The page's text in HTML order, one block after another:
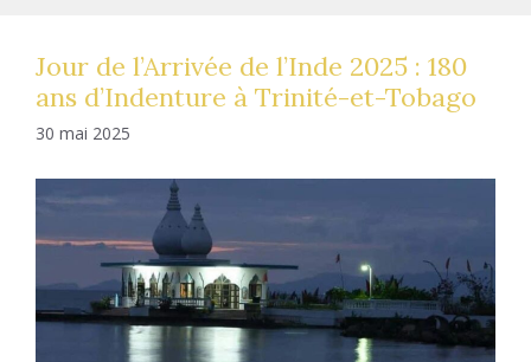
Jour de l’Arrivée de l’Inde 2025 : 180
ans d’Indenture à Trinité-et-Tobago
30 mai 2025